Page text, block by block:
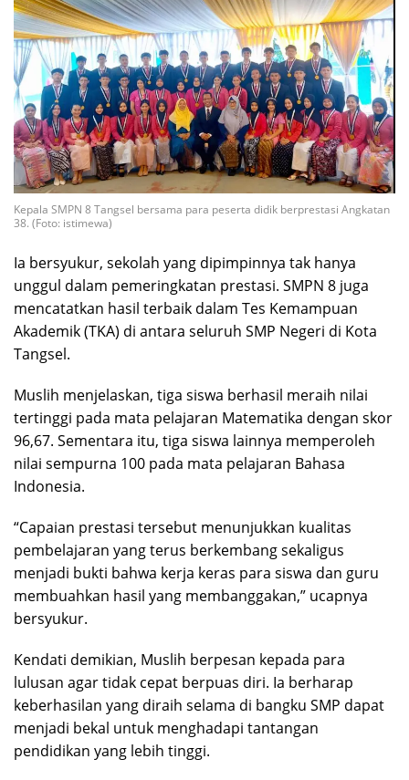
Kepala SMPN 8 Tangsel bersama para peserta didik berprestasi Angkatan
38. (Foto: istimewa)
Ia bersyukur, sekolah yang dipimpinnya tak hanya
unggul dalam pemeringkatan prestasi. SMPN 8 juga
mencatatkan hasil terbaik dalam Tes Kemampuan
Akademik (TKA) di antara seluruh SMP Negeri di Kota
Tangsel.
Muslih menjelaskan, tiga siswa berhasil meraih nilai
tertinggi pada mata pelajaran Matematika dengan skor
96,67. Sementara itu, tiga siswa lainnya memperoleh
nilai sempurna 100 pada mata pelajaran Bahasa
Indonesia.
“Capaian prestasi tersebut menunjukkan kualitas
pembelajaran yang terus berkembang sekaligus
menjadi bukti bahwa kerja keras para siswa dan guru
membuahkan hasil yang membanggakan,” ucapnya
bersyukur.
Kendati demikian, Muslih berpesan kepada para
lulusan agar tidak cepat berpuas diri. Ia berharap
keberhasilan yang diraih selama di bangku SMP dapat
menjadi bekal untuk menghadapi tantangan
pendidikan yang lebih tinggi.